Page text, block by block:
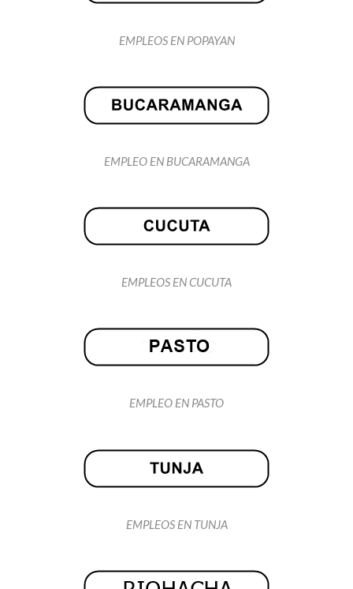
EMPLEOS EN POPAYAN
EMPLEO EN BUCARAMANGA
EMPLEOS EN CUCUTA
EMPLEO EN PASTO
EMPLEOS EN TUNJA